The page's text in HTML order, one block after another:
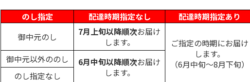
のし指定
配達時期指定なし
配達時期指定あり
御中元のし
7月上旬以降順次お届け
します。
ご指定の時期にお届け
します。
（6月中旬～8月下旬）
御中元以外ののし 6月中旬以降順次お届け
します。
のし指定なし